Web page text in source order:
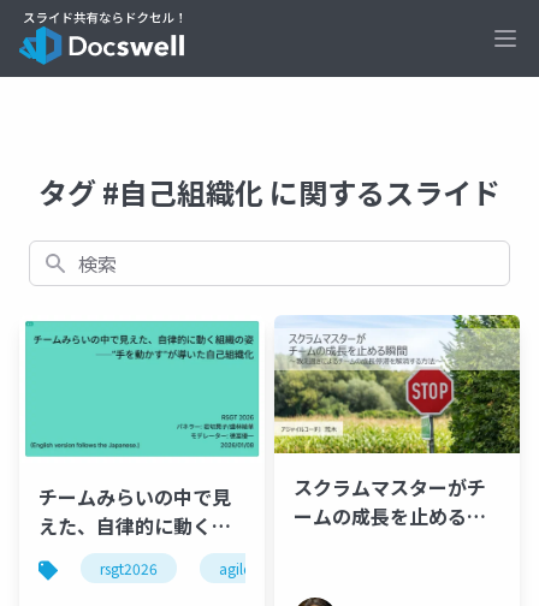
タグ #自己組織化 に関するスライド
検索
チームみらいの中で見
えた、自律的に動く組
織の姿──“手を動か
す”が導いた自己組織化
rsgt2026 agile
スクラムマスターがチ
ームの成長を止める瞬